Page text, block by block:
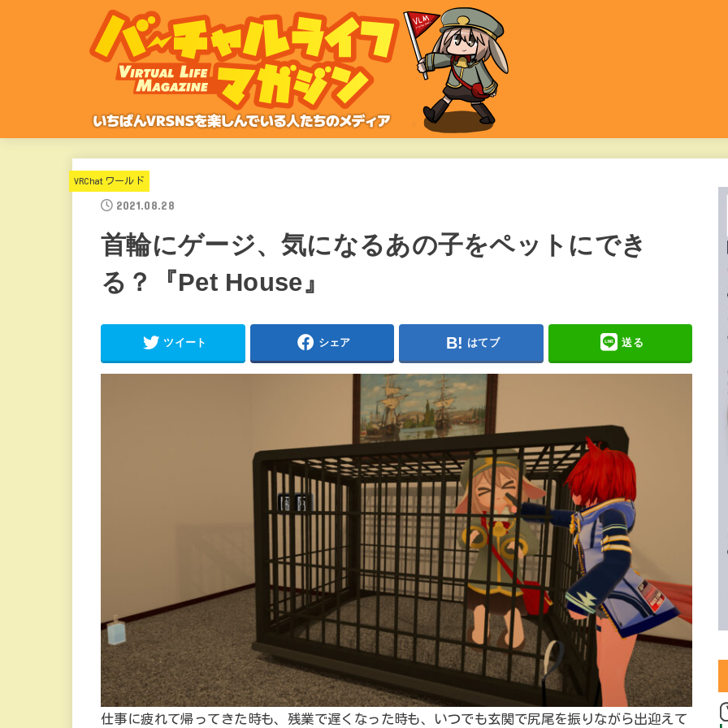
VRChatワールド
2021.08.28
首輪にゲージ、気になるあの子をペットにでき
る？『Pet House』
ツイート シェア はてブ 送る
仕事に疲れて帰ってきた時も、残業で遅くなった時も、いつでも玄関で尻尾を振りながら出迎えて